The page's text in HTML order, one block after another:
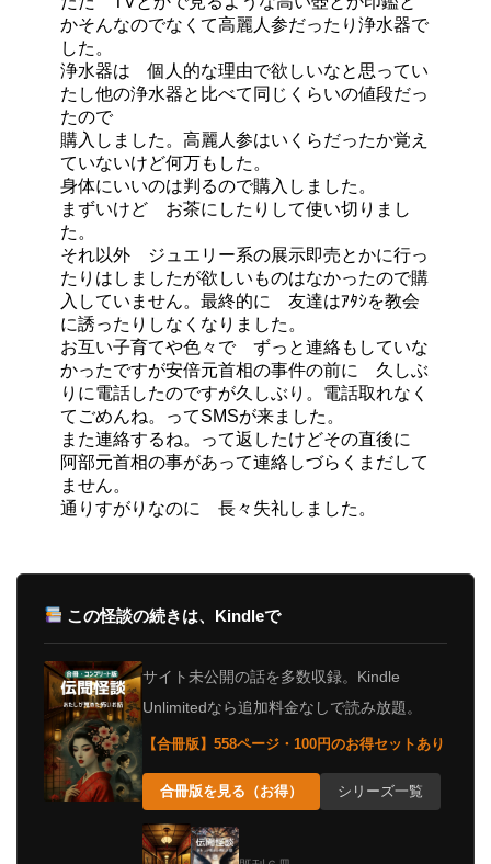
かそんなのでなくて高麗人参だったり浄水器で
した。
浄水器は 個人的な理由で欲しいなと思ってい
たし他の浄水器と比べて同じくらいの値段だっ
たので
購入しました。高麗人参はいくらだったか覚え
ていないけど何万もした。
身体にいいのは判るので購入しました。
まずいけど お茶にしたりして使い切りまし
た。
それ以外 ジュエリー系の展示即売とかに行っ
たりはしましたが欲しいものはなかったので購
入していません。最終的に 友達はｱﾀｼを教会
に誘ったりしなくなりました。
お互い子育てや色々で ずっと連絡もしていな
かったですが安倍元首相の事件の前に 久しぶ
りに電話したのですが久しぶり。電話取れなく
てごめんね。ってSMSが来ました。
また連絡するね。って返したけどその直後に
阿部元首相の事があって連絡しづらくまだして
ません。
通りすがりなのに 長々失礼しました。
この怪談の続きは、Kindleで
サイト未公開の話を多数収録。Kindle
Unlimitedなら追加料金なしで読み放題。
【合冊版】558ページ・100円のお得セットあり
合冊版を見る（お得） シリーズ一覧